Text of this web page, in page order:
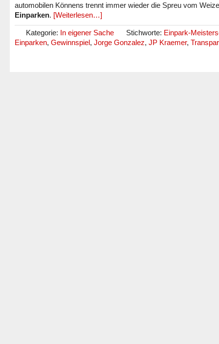
automobilen Könnens trennt immer wieder die Spreu vom
Einparken. [Weiterlesen…]
Kategorie: In eigener Sache Stichworte: Einpark-
Einparken, Gewinnspiel, Jorge Gonzalez, JP Kraemer,